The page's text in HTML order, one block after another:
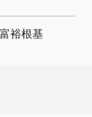
裕根基